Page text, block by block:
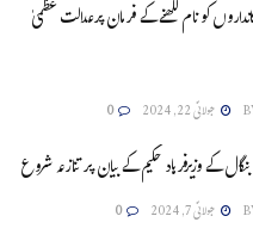
کو نام لکھنے کے فرمان پرعدالت عظمیٰ
جولائی 22, 2024 0
کے وزیرفرہاد حکیم کے بیان پر تنازعہ شروع
جولائی 7, 2024 0